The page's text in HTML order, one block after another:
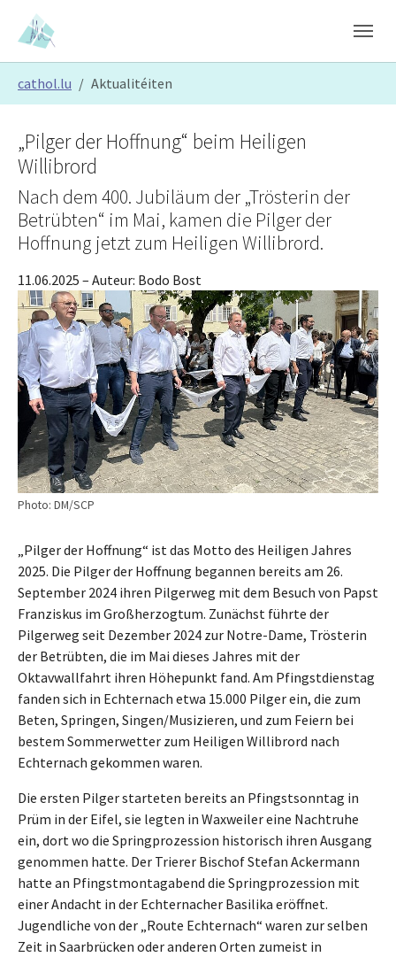
Skip to main content
Skip to page footer
cathol.lu Aktualitéiten
Photo: DM/SCP
„Pilger der Hoffnung“ beim Heiligen
Willibrord
Nach dem 400. Jubiläum der „Trösterin der
Betrübten“ im Mai, kamen die Pilger der
Hoffnung jetzt zum Heiligen Willibrord.
11.06.2025 – Auteur: Bodo Bost
„Pilger der Hoffnung“ ist das Motto des Heiligen Jahres
2025. Die Pilger der Hoffnung begannen bereits am 26.
September 2024 ihren Pilgerweg mit dem Besuch von Papst
Franziskus im Großherzogtum. Zunächst führte der
Pilgerweg seit Dezember 2024 zur Notre-Dame, Trösterin
der Betrübten, die im Mai dieses Jahres mit der
Oktavwallfahrt ihren Höhepunkt fand. Am Pfingstdienstag
fanden sich in Echternach etwa 15.000 Pilger ein, die zum
Beten, Springen, Singen/Musizieren, und zum Feiern bei
bestem Sommerwetter zum Heiligen Willibrord nach
Echternach gekommen waren.
Die ersten Pilger starteten bereits an Pfingstsonntag in
Prüm in der Eifel, sie legten in Waxweiler eine Nachtruhe
ein, dort wo die Springprozession historisch ihren Ausgang
genommen hatte. Der Trierer Bischof Stefan Ackermann
hatte an Pfingstmontagabend die Springprozession mit
einer Andacht in der Echternacher Basilika eröffnet.
Jugendliche von der „Route Echternach“ waren zur selben
Zeit in Saarbrücken oder anderen Orten zumeist in